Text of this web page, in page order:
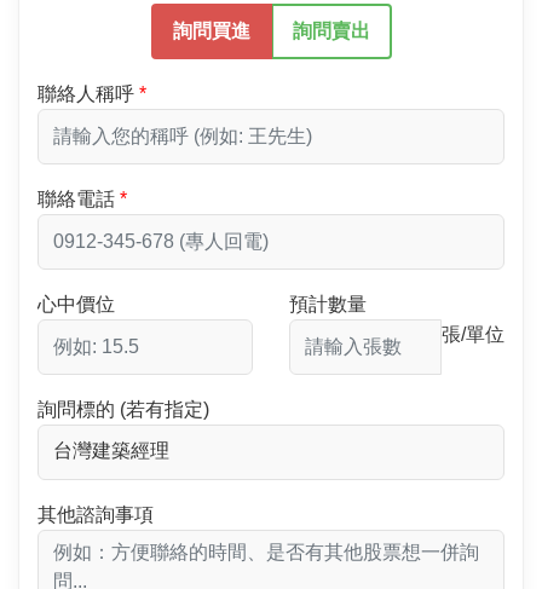
詢問買進 詢問賣出
聯絡人稱呼
聯絡電話
心中價位
預計數量
張/單位
詢問標的 (若有指定)
其他諮詢事項